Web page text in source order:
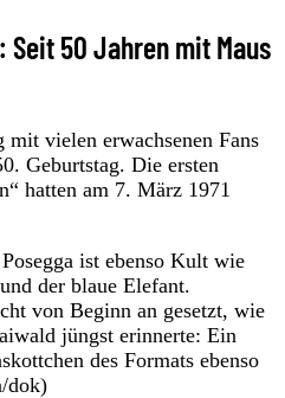
Seit 50 Jahren mit Maus
vielen erwachsenen Fans
Geburtstag. Die ersten
hatten am 7. März 1971
ist ebenso Kult wie
der blaue Elefant.
von Beginn an gesetzt, wie
jüngst erinnerte: Ein
des Formats ebenso
dok)